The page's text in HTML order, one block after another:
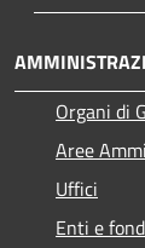
Organi di
Aree
Uffici
Enti e